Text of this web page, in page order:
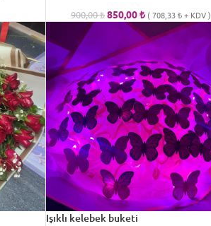
900,00₺850,00₺ (708,33₺+ KDV )
Işıklı kelebek buketi